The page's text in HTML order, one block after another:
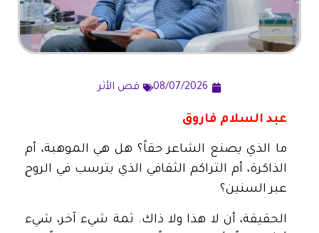
08/07/2026 قص الأثر
عبد السلام فاروق
ما الذي يصنع الشاعر حقاً؟ هل هي الموهبة، أم
الذاكرة، أم التراكم الثقافي الذي يترسب في الروح
عبر السنين؟
الحقيقة، أن لا هذا ولا ذاك. ثمة شيء آخر، شيء